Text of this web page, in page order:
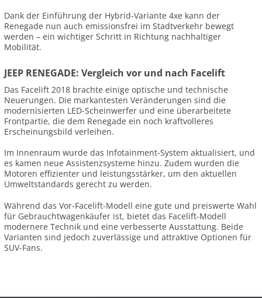
Dank der Einführung der Hybrid-Variante 4xe kann der
Renegade nun auch emissionsfrei im Stadtverkehr bewegt
werden – ein wichtiger Schritt in Richtung nachhaltiger
Mobilität.
JEEP RENEGADE: Vergleich vor und nach Facelift
Das Facelift 2018 brachte einige optische und technische
Neuerungen. Die markantesten Veränderungen sind die
modernisierten LED-Scheinwerfer und eine überarbeitete
Frontpartie, die dem Renegade ein noch kraftvolleres
Erscheinungsbild verleihen.
Im Innenraum wurde das Infotainment-System aktualisiert, und
es kamen neue Assistenzsysteme hinzu. Zudem wurden die
Motoren effizienter und leistungsstärker, um den aktuellen
Umweltstandards gerecht zu werden.
Während das Vor-Facelift-Modell eine gute und preiswerte Wahl
für Gebrauchtwagenkäufer ist, bietet das Facelift-Modell
modernere Technik und eine verbesserte Ausstattung. Beide
Varianten sind jedoch zuverlässige und attraktive Optionen für
SUV-Fans.